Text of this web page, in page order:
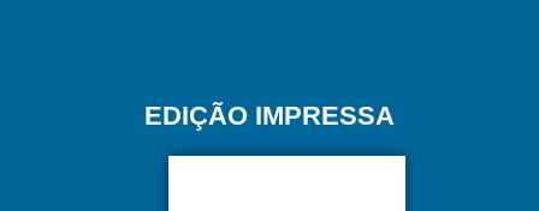
EDIÇÃO IMPRESSA